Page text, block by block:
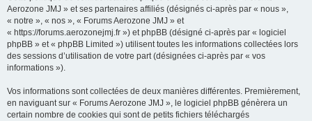
Aerozone JMJ » et ses partenaires affiliés (désignés ci-après par « nous »,
« notre », « nos », « Forums Aerozone JMJ » et
« https://forums.aerozonejmj.fr ») et phpBB (désigné ci-après par « logiciel
phpBB » et « phpBB Limited ») utilisent toutes les informations collectées lors
des sessions d’utilisation de votre part (désignées ci-après par « vos
informations »).
Vos informations sont collectées de deux manières différentes. Premièrement,
en naviguant sur « Forums Aerozone JMJ », le logiciel phpBB génèrera un
certain nombre de cookies qui sont de petits fichiers téléchargés